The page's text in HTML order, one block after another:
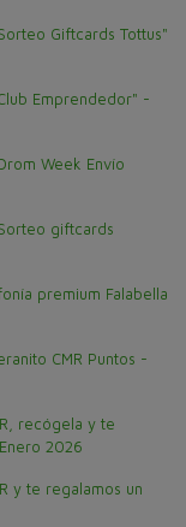
Giftcards Tottus"
Emprendedor" -
Week Envío
giftcards
premium Falabella
CMR Puntos -
recógela y te
2026
y te regalamos un